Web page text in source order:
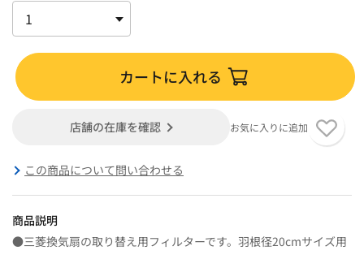
カートに入れる
店舗の在庫を確認 お気に入りに追加
この商品について問い合わせる
商品説明
●三菱換気扇の取り替え用フィルターです。羽根径20cmサイズ用